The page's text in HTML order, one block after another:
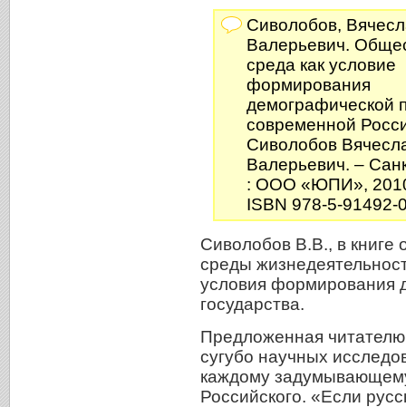
Сиволобов,
Валерьевич.
среда как условие
формирования
демографической
современной
Сиволобов
Валерьевич. –
: ООО «ЮПИ»,
ISBN 978-5-91492-
Сиволобов В.В., в книге
среды
условия формирования
государства.
Предложенная
сугубо научных
каждому
Российского. «Если